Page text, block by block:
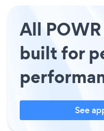
All
built for
See